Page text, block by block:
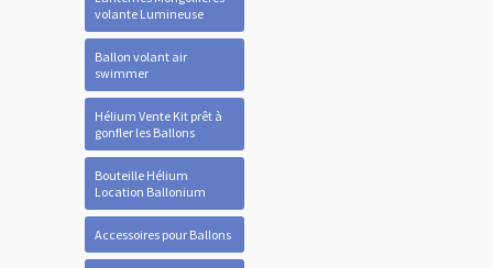
volante Lumineuse
Ballon volant air
swimmer
Hélium Vente Kit prêt à
gonfler les Ballons
Bouteille Hélium
Location Ballonium
Accessoires pour Ballons